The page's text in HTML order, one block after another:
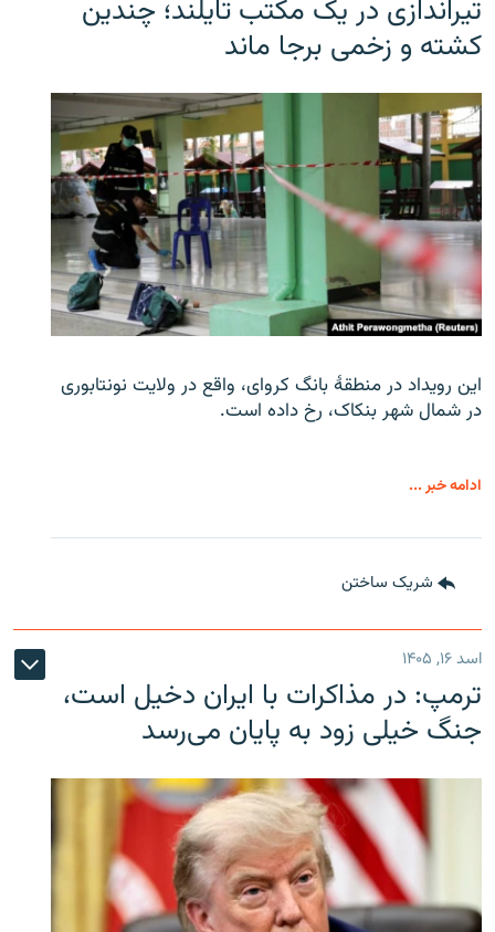
تیراندازی در یک مکتب تایلند؛ چندین
کشته و زخمی برجا ماند
این رویداد در منطقۀ بانگ کروای، واقع در ولایت نونتابوری
در شمال شهر بنکاک، رخ داده است.
ادامه خبر ...
شریک ساختن
اسد ۱۶, ۱۴۰۵
ترمپ: در مذاکرات با ایران دخیل است،
جنگ خیلی زود به پایان می‌رسد